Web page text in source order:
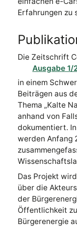
Erfahrungen zu
Die Zeitschrift
Ausgabe 1/
in einem
Beiträgen aus
Thema „Kalte
anhand von
dokumentiert.
werden Anfang
Das Projekt
über die
der
Öffentlichkeit
Bürgerenergie